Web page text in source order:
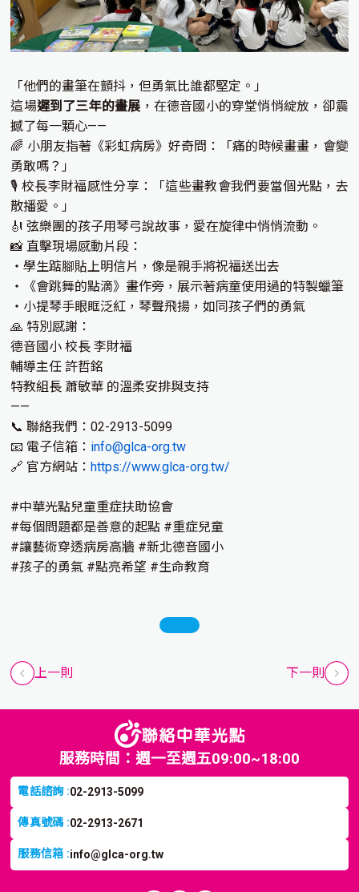
「他們的畫筆在顫抖，但勇氣比誰都堅定。」
這場遲到了三年的畫展 ，在德音國小的穿堂悄悄綻放，卻震
撼了每一顆心——
🌈 小朋友指著《彩虹病房》好奇問：「痛的時候畫畫，會變
勇敢嗎？」
🎙 校長李財福感性分享：「這些畫教會我們要當個光點，去
散播愛。」
🎻 弦樂團的孩子用琴弓說故事，愛在旋律中悄悄流動。
📸 直擊現場感動片段：
・學生踮腳貼上明信片，像是親手將祝福送出去
・《會跳舞的點滴》畫作旁，展示著病童使用過的特製蠟筆
・小提琴手眼眶泛紅，琴聲飛揚，如同孩子們的勇氣
🙏 特別感謝：
德音國小 校長 李財福
輔導主任 許哲銘
特教組長 蕭敏華 的溫柔安排與支持
——
📞 聯絡我們：02-2913-5099
📧 電子信箱： info@glca-org.tw
🔗 官方網站：https://www.glca-org.tw/
#中華光點兒童重症扶助協會
#每個問題都是善意的起點 #重症兒童
#讓藝術穿透病房高牆 #新北德音國小
#孩子的勇氣 #點亮希望 #生命教育
上一則 下一則
服務時間：週一至週五09:00~18:00
電話諮詢 :02-2913-5099
傳真號碼 :02-2913-2671
服務信箱 :info@glca-org.tw